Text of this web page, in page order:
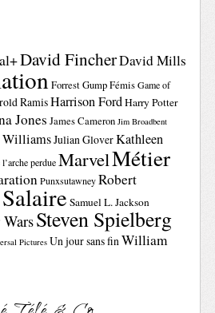
David FincherDavid Mills
Forrest GumpFémis Game of
RamisHarrison FordHarry Potter
Jones James Cameron Jim Broadbent
WilliamsJulian GloverKathleen
perdue MarvelMétier
Punxsutawney Robert
Salaire Samuel L. Jackson
WarsSteven Spielberg
Pictures Un jour sans finWilliam